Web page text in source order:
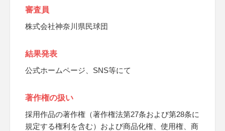
審査員
株式会社神奈川県民球団
結果発表
公式ホームページ、SNS等にて
著作権の扱い
採用作品の著作権（著作権法第27条および第28条に
規定する権利を含む）および商品化権、使用権、商